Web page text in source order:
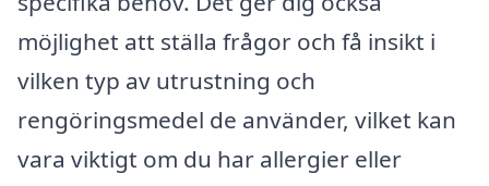
möjlighet att ställa frågor och få insikt i
vilken typ av utrustning och
rengöringsmedel de använder, vilket kan
vara viktigt om du har allergier eller